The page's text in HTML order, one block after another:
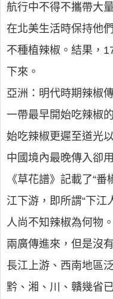
航行中不得不攜帶大
在北美生活時保持他
不種植辣椒。結果，
下來。
亞洲：明代時期辣椒
一帶最早開始吃辣椒
始吃辣椒更遲至道光
中國境內最晚傳入卻
《草花譜》記載了“
江下游，即所謂“下江
人尚不知辣椒為何物
兩廣傳進來，但是沒
長江上游、西南地區
黔、湘、川、贛幾省